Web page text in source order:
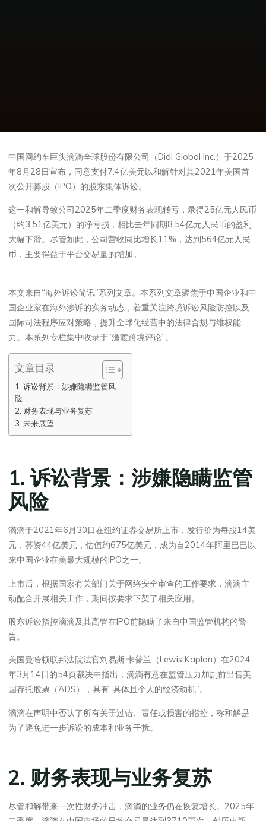
中国网约车巨头滴滴全球股份有限公司（Didi Global Inc.）于2025
年8月28日宣布，同意支付7.4亿美元以和解针对其2021年美国首
次公开募股（IPO）的股东集体诉讼。
这一和解导致公司2025年二季度财务表现转亏，录得25亿元人民币
（约3.51亿美元）的净亏损，相比去年同期8.54亿元人民币的盈利
大幅下滑。尽管如此，公司营收同比增长11%，达到564亿元人民
币，主要得益于平台交易量的增加。
本文来自“海外诉讼简讯”系列文章。本系列文章聚焦于中国企业和中
国企业家在海外涉诉的实务动态，着重关注跨境诉讼风险防控以及
国际司法程序应对策略，提升全球化经营中的法律合规与维权能
力。本系列专栏集中收录于“渔渡跨境评论”。
文章目录
1. 诉讼背景：涉嫌隐瞒监管风
险
2. 财务表现与业务复苏
3. 未来展望
1. 诉讼背景：涉嫌隐瞒监管
风险
滴滴于2021年6月30日在纽约证券交易所上市，发行价为每股14美
元，募资44亿美元，估值约675亿美元，成为自2014年阿里巴巴以
来中国企业在美最大规模的IPO之一。
上市后，根据国家有关部门关于网络安全审查的工作要求，滴滴主
动配合开展相关工作，期间按要求下架了相关应用。
股东诉讼指控滴滴及其高管在IPO前隐瞒了来自中国监管机构的警
告。
美国曼哈顿联邦法院法官刘易斯·卡普兰（Lewis Kaplan）在2024
年3月14日的54页裁决中指出，滴滴有意在监管压力加剧前出售美
国存托股票（ADS），具有“具体且个人的经济动机”。
滴滴在声明中否认了所有关于过错、责任或损害的指控，称和解是
为了避免进一步诉讼的成本和业务干扰。
2. 财务表现与业务复苏
尽管和解带来一次性财务冲击，滴滴的业务仍在恢复增长。2025年